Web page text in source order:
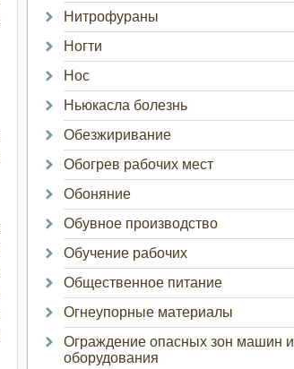
Нитрофураны
Ногти
Нос
Ньюкасла болезнь
Обезжиривание
Обогрев рабочих мест
Обоняние
Обувное производство
Обучение рабочих
Общественное питание
Огнеупорные материалы
Ограждение опасных зон машин и
оборудования